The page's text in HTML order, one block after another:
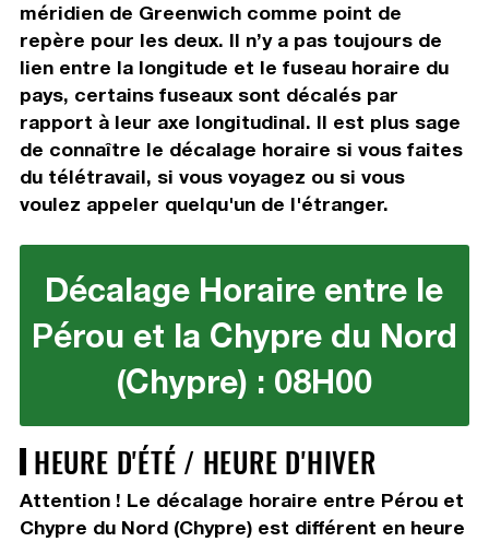
méridien de Greenwich comme point de
repère pour les deux. Il n’y a pas toujours de
lien entre la longitude et le fuseau horaire du
pays, certains fuseaux sont décalés par
rapport à leur axe longitudinal. Il est plus sage
de connaître le décalage horaire si vous faites
du télétravail, si vous voyagez ou si vous
voulez appeler quelqu'un de l'étranger.
Décalage Horaire entre le
Pérou et la Chypre du Nord
(Chypre) : 08H00
HEURE D'ÉTÉ / HEURE D'HIVER
Attention ! Le décalage horaire entre Pérou et
Chypre du Nord (Chypre) est différent en heure